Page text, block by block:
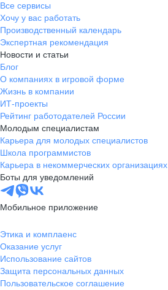
Все сервисы
Хочу у вас работать
Производственный календарь
Экспертная рекомендация
Новости и статьи
Блог
О компаниях в игровой форме
Жизнь в компании
ИТ-проекты
Рейтинг работодателей России
Молодым специалистам
Карьера для молодых специалистов
Школа программистов
Карьера в некоммерческих организациях
Боты для уведомлений
Мобильное приложение
Этика и комплаенс
Оказание услуг
Использование сайтов
Защита персональных данных
Пользовательское соглашение